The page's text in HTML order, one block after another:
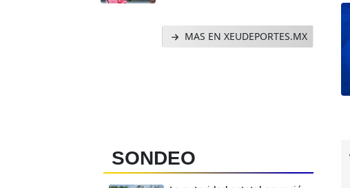
MAS EN XEUDEPORTES.MX
SONDEO